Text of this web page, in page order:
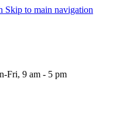
Skip to main navigation
Fri, 9 am - 5 pm